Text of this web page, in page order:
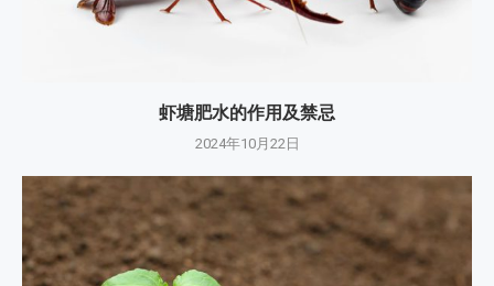
虾塘肥水的作用及禁忌
2024年10月22日